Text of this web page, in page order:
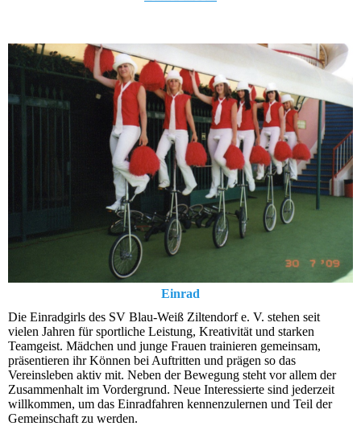
Einrad
Die Einradgirls des SV Blau-Weiß Ziltendorf e. V. stehen seit
vielen Jahren für sportliche Leistung, Kreativität und starken
Teamgeist. Mädchen und junge Frauen trainieren gemeinsam,
präsentieren ihr Können bei Auftritten und prägen so das
Vereinsleben aktiv mit. Neben der Bewegung steht vor allem der
Zusammenhalt im Vordergrund. Neue Interessierte sind jederzeit
willkommen, um das Einradfahren kennenzulernen und Teil der
Gemeinschaft zu werden.